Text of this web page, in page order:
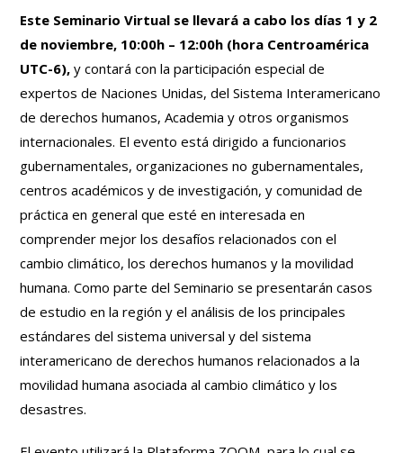
Este Seminario Virtual se llevará a cabo los días 1 y 2
de noviembre, 10:00h – 12:00h (hora Centroamérica
UTC-6), y contará con la participación especial de
expertos de Naciones Unidas, del Sistema Interamericano
de derechos humanos, Academia y otros organismos
internacionales. El evento está dirigido a funcionarios
gubernamentales, organizaciones no gubernamentales,
centros académicos y de investigación, y comunidad de
práctica en general que esté en interesada en
comprender mejor los desafíos relacionados con el
cambio climático, los derechos humanos y la movilidad
humana. Como parte del Seminario se presentarán casos
de estudio en la región y el análisis de los principales
estándares del sistema universal y del sistema
interamericano de derechos humanos relacionados a la
movilidad humana asociada al cambio climático y los
desastres.